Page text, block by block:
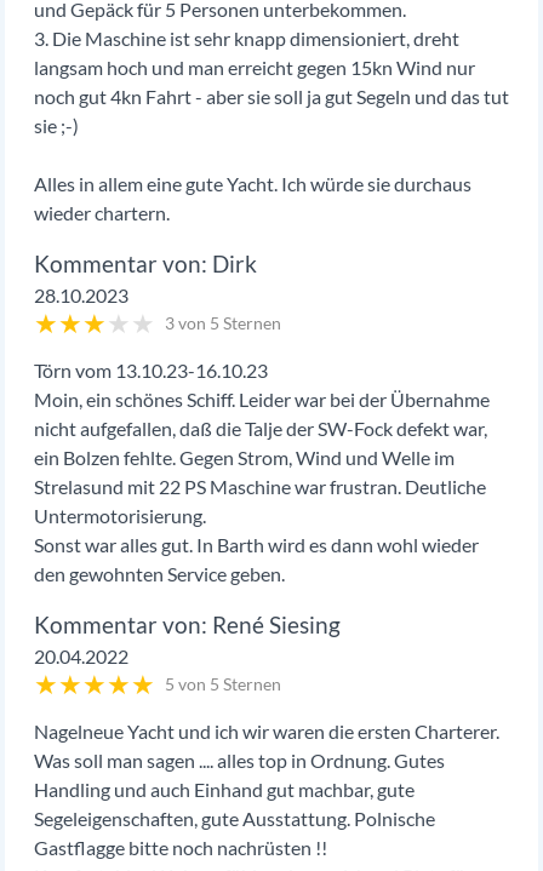
und Gepäck für 5 Personen unterbekommen.
3. Die Maschine ist sehr knapp dimensioniert, dreht
langsam hoch und man erreicht gegen 15kn Wind nur
noch gut 4kn Fahrt - aber sie soll ja gut Segeln und das tut
sie ;-)
Alles in allem eine gute Yacht. Ich würde sie durchaus
wieder chartern.
Dirk
28.10.2023
★★★★★ 3 von 5 Sternen
Törn vom 13.10.23-16.10.23
Moin, ein schönes Schiff. Leider war bei der Übernahme
nicht aufgefallen, daß die Talje der SW-Fock defekt war,
ein Bolzen fehlte. Gegen Strom, Wind und Welle im
Strelasund mit 22 PS Maschine war frustran. Deutliche
Untermotorisierung.
Sonst war alles gut. In Barth wird es dann wohl wieder
den gewohnten Service geben.
René Siesing
20.04.2022
★★★★★ 5 von 5 Sternen
Nagelneue Yacht und ich wir waren die ersten Charterer.
Was soll man sagen .... alles top in Ordnung. Gutes
Handling und auch Einhand gut machbar, gute
Segeleigenschaften, gute Ausstattung. Polnische
Gastflagge bitte noch nachrüsten !!